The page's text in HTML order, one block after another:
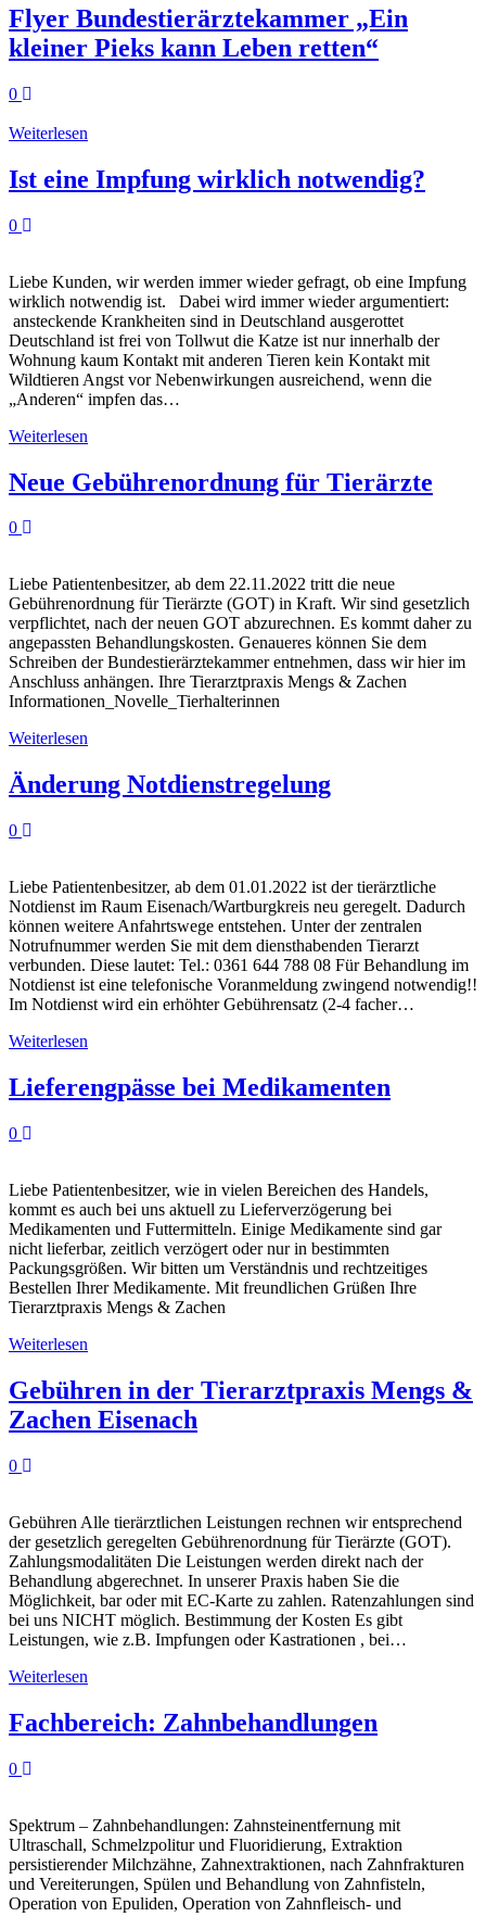
Flyer Bundestierärztekammer „Ein
kleiner Pieks kann Leben retten“
0
Weiterlesen
Ist eine Impfung wirklich notwendig?
0
Liebe Kunden, wir werden immer wieder gefragt, ob eine Impfung
wirklich notwendig ist. Dabei wird immer wieder argumentiert:
ansteckende Krankheiten sind in Deutschland ausgerottet
Deutschland ist frei von Tollwut die Katze ist nur innerhalb der
Wohnung kaum Kontakt mit anderen Tieren kein Kontakt mit
Wildtieren Angst vor Nebenwirkungen ausreichend, wenn die
„Anderen“ impfen das…
Weiterlesen
Neue Gebührenordnung für Tierärzte
0
Liebe Patientenbesitzer, ab dem 22.11.2022 tritt die neue
Gebührenordnung für Tierärzte (GOT) in Kraft. Wir sind gesetzlich
verpflichtet, nach der neuen GOT abzurechnen. Es kommt daher zu
angepassten Behandlungskosten. Genaueres können Sie dem
Schreiben der Bundestierärztekammer entnehmen, dass wir hier im
Anschluss anhängen. Ihre Tierarztpraxis Mengs & Zachen
Informationen_Novelle_Tierhalterinnen
Weiterlesen
Änderung Notdienstregelung
0
Liebe Patientenbesitzer, ab dem 01.01.2022 ist der tierärztliche
Notdienst im Raum Eisenach/Wartburgkreis neu geregelt. Dadurch
können weitere Anfahrtswege entstehen. Unter der zentralen
Notrufnummer werden Sie mit dem diensthabenden Tierarzt
verbunden. Diese lautet: Tel.: 0361 644 788 08 Für Behandlung im
Notdienst ist eine telefonische Voranmeldung zwingend notwendig!!
Im Notdienst wird ein erhöhter Gebührensatz (2-4 facher…
Weiterlesen
Lieferengpässe bei Medikamenten
0
Liebe Patientenbesitzer, wie in vielen Bereichen des Handels,
kommt es auch bei uns aktuell zu Lieferverzögerung bei
Medikamenten und Futtermitteln. Einige Medikamente sind gar
nicht lieferbar, zeitlich verzögert oder nur in bestimmten
Packungsgrößen. Wir bitten um Verständnis und rechtzeitiges
Bestellen Ihrer Medikamente. Mit freundlichen Grüßen Ihre
Tierarztpraxis Mengs & Zachen
Weiterlesen
Gebühren in der Tierarztpraxis Mengs &
Zachen Eisenach
0
Gebühren Alle tierärztlichen Leistungen rechnen wir entsprechend
der gesetzlich geregelten Gebührenordnung für Tierärzte (GOT).
Zahlungsmodalitäten Die Leistungen werden direkt nach der
Behandlung abgerechnet. In unserer Praxis haben Sie die
Möglichkeit, bar oder mit EC-Karte zu zahlen. Ratenzahlungen sind
bei uns NICHT möglich. Bestimmung der Kosten Es gibt
Leistungen, wie z.B. Impfungen oder Kastrationen , bei…
Weiterlesen
Fachbereich: Zahnbehandlungen
0
Spektrum – Zahnbehandlungen: Zahnsteinentfernung mit
Ultraschall, Schmelzpolitur und Fluoridierung, Extraktion
persistierender Milchzähne, Zahnextraktionen, nach Zahnfrakturen
und Vereiterungen, Spülen und Behandlung von Zahnfisteln,
Operation von Epuliden, Operation von Zahnfleisch- und